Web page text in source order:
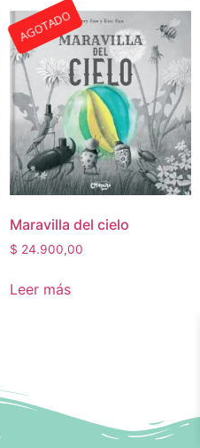
AGOTADO
Maravilla del cielo
$ 24.900,00
Leer más